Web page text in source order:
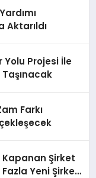
Aktarıldı
Projesi İle
Taşınacak
Farkı
Kapanan Şirket
Fazla Yeni Şirket